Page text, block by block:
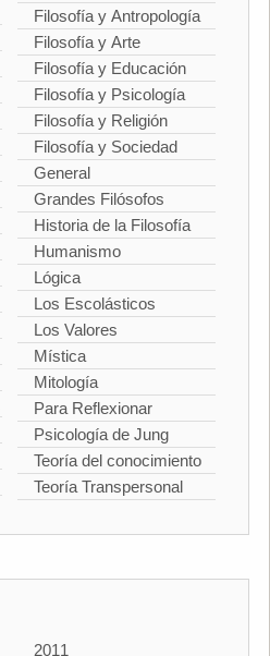
Filosofía y Antropología
Filosofía y Arte
Filosofía y Educación
Filosofía y Psicología
Filosofía y Religión
Filosofía y Sociedad
General
Grandes Filósofos
Historia de la Filosofía
Humanismo
Lógica
Los Escolásticos
Los Valores
Mística
Mitología
Para Reflexionar
Psicología de Jung
Teoría del conocimiento
Teoría Transpersonal
2011